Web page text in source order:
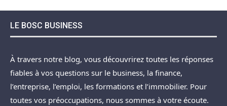
LE BOSC BUSINESS
À travers notre blog, vous découvrirez toutes les réponses
fiables à vos questions sur le business, la finance,
l’entreprise, l’emploi, les formations et l’immobilier. Pour
toutes vos préoccupations, nous sommes à votre écoute.